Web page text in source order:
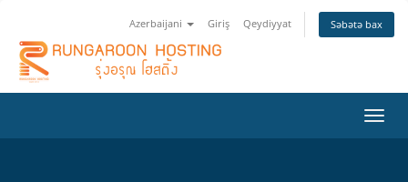
Azerbaijani Giriş Qeydiyyat Səbətə bax
keçid